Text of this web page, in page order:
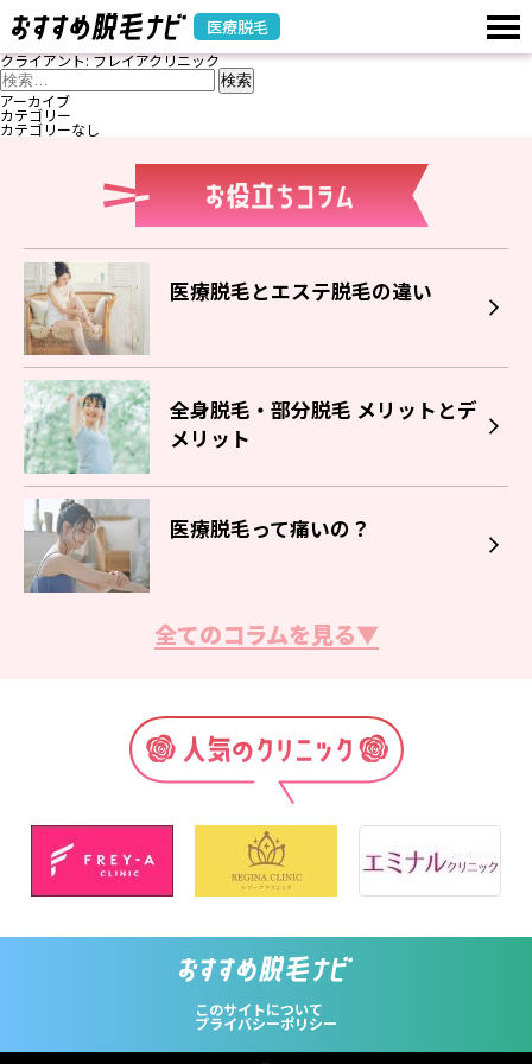
医療脱毛
クライアント:フレイアクリニック
検
索:
アーカイブ
カテゴリー
カテゴリーなし
医療脱毛とエステ脱毛の違い
全身脱毛・部分脱毛 メリットとデ
メリット
医療脱毛って痛いの？
脱毛サロン・クリニックの選び方
脱毛の効果の出る回数とは？
全てのコラムを見る▼
このサイトについて
プライバシーポリシー